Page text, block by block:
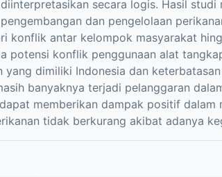
secara logis. Hasil
dan pengelolaan
konflik antar kelompok masyarakat
potensi konflik penggunaan alat
yang dimiliki Indonesia dan
banyaknya terjadi pelanggaran
memberikan dampak positif
tidak berkurang akibat adanya